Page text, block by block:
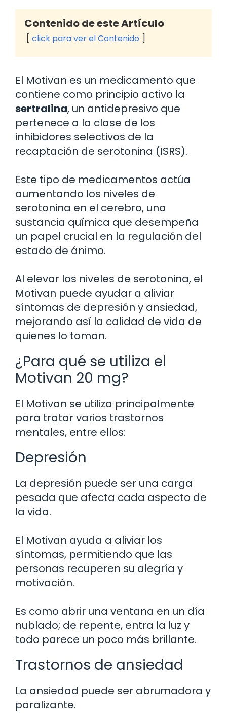
Contenido de este Artículo
click para ver el Contenido
El Motivan es un medicamento que
contiene como principio activo la
sertralina, un antidepresivo que
pertenece a la clase de los
inhibidores selectivos de la
recaptación de serotonina (ISRS).
Este tipo de medicamentos actúa
aumentando los niveles de
serotonina en el cerebro, una
sustancia química que desempeña
un papel crucial en la regulación del
estado de ánimo.
Al elevar los niveles de serotonina, el
Motivan puede ayudar a aliviar
síntomas de depresión y ansiedad,
mejorando así la calidad de vida de
quienes lo toman.
¿Para qué se utiliza el
Motivan 20 mg?
El Motivan se utiliza principalmente
para tratar varios trastornos
mentales, entre ellos:
Depresión
La depresión puede ser una carga
pesada que afecta cada aspecto de
la vida.
El Motivan ayuda a aliviar los
síntomas, permitiendo que las
personas recuperen su alegría y
motivación.
Es como abrir una ventana en un día
nublado; de repente, entra la luz y
todo parece un poco más brillante.
Trastornos de ansiedad
La ansiedad puede ser abrumadora y
paralizante.